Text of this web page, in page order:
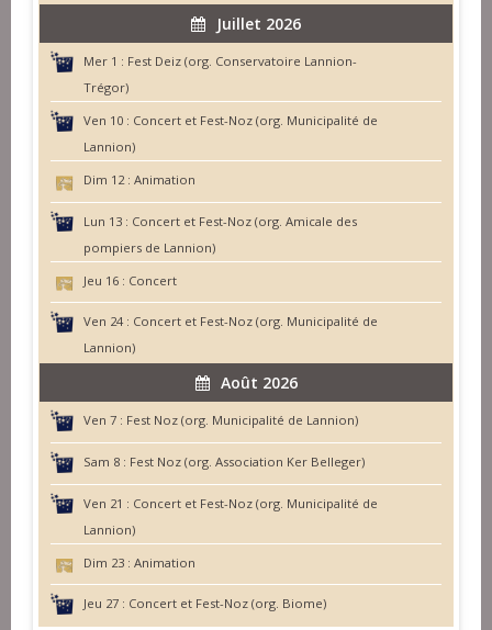
Juillet 2026
Mer 1 : Fest Deiz (org. Conservatoire Lannion-
Trégor)
Ven 10 : Concert et Fest-Noz (org. Municipalité de
Lannion)
Dim 12 : Animation
Lun 13 : Concert et Fest-Noz (org. Amicale des
pompiers de Lannion)
Jeu 16 : Concert
Ven 24 : Concert et Fest-Noz (org. Municipalité de
Lannion)
Août 2026
Ven 7 : Fest Noz (org. Municipalité de Lannion)
Sam 8 : Fest Noz (org. Association Ker Belleger)
Ven 21 : Concert et Fest-Noz (org. Municipalité de
Lannion)
Dim 23 : Animation
Jeu 27 : Concert et Fest-Noz (org. Biome)